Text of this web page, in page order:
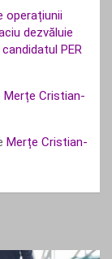
operațiunii
dezvăluie
PER
Merțe Cristian-
Merțe Cristian-